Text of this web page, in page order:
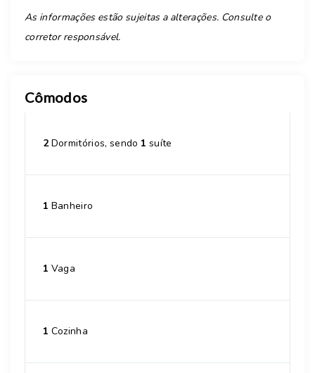
As informações estão sujeitas a alterações. Consulte o
corretor responsável.
Cômodos
2Dormitórios, sendo 1 suíte
1 Banheiro
1 Vaga
1 Cozinha